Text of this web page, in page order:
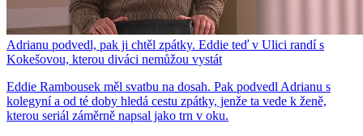
Adrianu podvedl, pak ji chtěl zpátky. Eddie teď v Ulici randí s
Kokešovou, kterou diváci nemůžou vystát
Eddie Rambousek měl svatbu na dosah. Pak podvedl Adrianu s
kolegyní a od té doby hledá cestu zpátky, jenže ta vede k ženě,
kterou seriál záměrně napsal jako trn v oku.